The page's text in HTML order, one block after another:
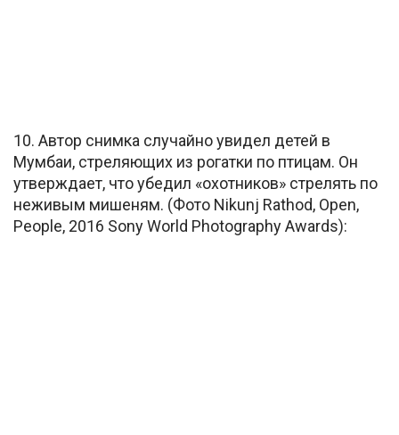
10. Автор снимка случайно увидел детей в
Мумбаи, стреляющих из рогатки по птицам. Он
утверждает, что убедил «охотников» стрелять по
неживым мишеням. (Фото Nikunj Rathod, Open,
People, 2016 Sony World Photography Awards):